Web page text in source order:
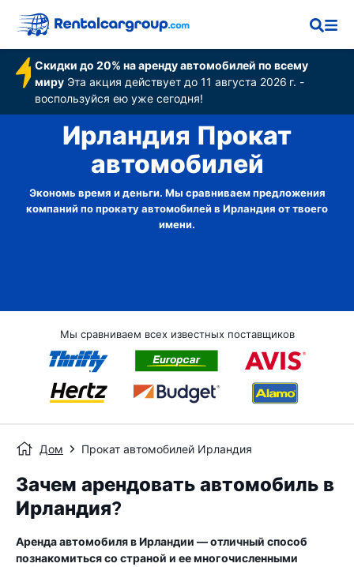
Скидки до 20% на аренду автомобилей по всему
мируЭта акция действует до 11 августа 2026 г. -
воспользуйся ею уже сегодня!
Ирландия Прокат
автомобилей
Экономь время и деньги. Мы сравниваем предложения
компаний по прокату автомобилей в Ирландия от твоего
имени.
Мы сравниваем всех известных поставщиков
Дом Прокат автомобилей Ирландия
Зачем арендовать автомобиль в
Ирландия?
Аренда автомобиля в Ирландии — отличный способ
познакомиться со страной и ее многочисленными